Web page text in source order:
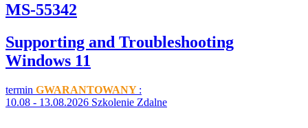
MS-55342
Supporting and Troubleshooting
Windows 11
termin GWARANTOWANY :
10.08 - 13.08.2026 Szkolenie Zdalne